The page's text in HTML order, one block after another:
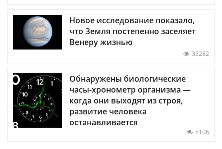
Новое исследование показало,
что Земля постепенно заселяет
Венеру жизнью
36282
Обнаружены биологические
часы-хронометр организма —
когда они выходят из строя,
развитие человека
останавливается
5106